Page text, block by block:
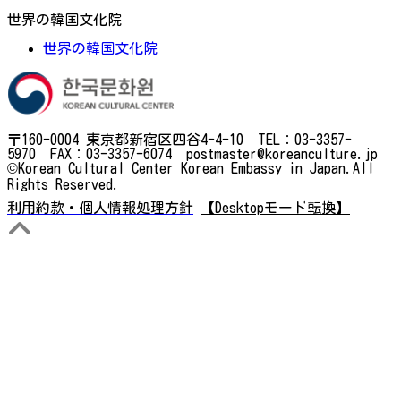
世界の韓国文化院
世界の韓国文化院
〒160-0004 東京都新宿区四谷4-4-10 TEL：03-3357-
5970 FAX：03-3357-6074 postmaster@koreanculture.jp
©Korean Cultural Center Korean Embassy in Japan.All
Rights Reserved.
利用約款・個人情報処理方針
【Desktopモード転換】